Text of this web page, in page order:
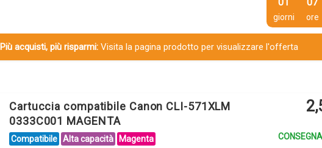
giorni ore
Più acquisti, più risparmi:Visita la pagina prodotto per visualizzare l'offerta
Cartuccia compatibile Canon CLI-571XLM
0333C001 MAGENTA
Compatibile Alta capacità Magenta